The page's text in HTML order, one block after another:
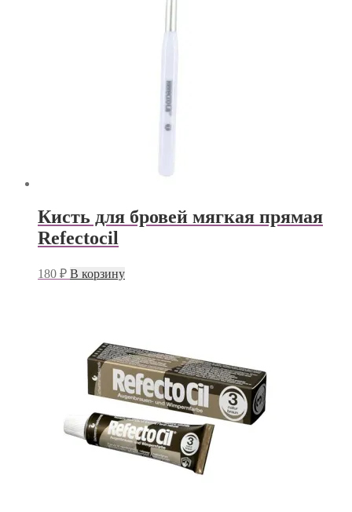
Кисть для бровей мягкая прямая
Refectocil
180 ₽ В корзину